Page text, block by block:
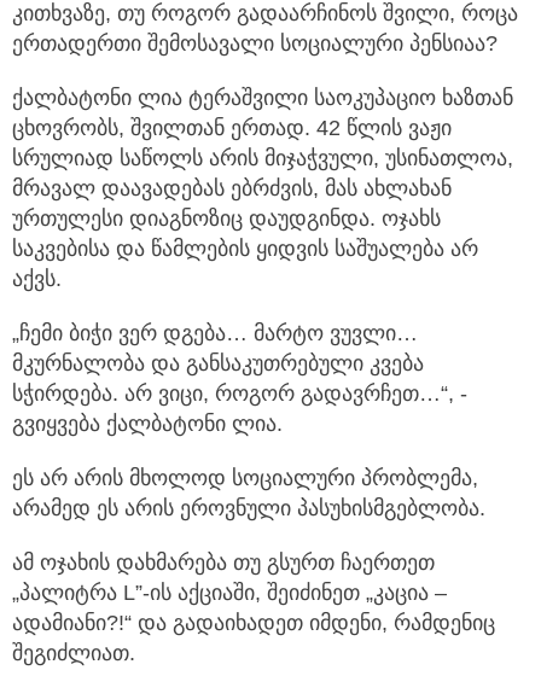
კითხვაზე, თუ როგორ გადაარჩინოს შვილი, როცა
ერთადერთი შემოსავალი სოციალური პენსიაა?
ქალბატონი ლია ტერაშვილი საოკუპაციო ხაზთან
ცხოვრობს, შვილთან ერთად. 42 წლის ვაჟი
სრულიად საწოლს არის მიჯაჭვული, უსინათლოა,
მრავალ დაავადებას ებრძვის, მას ახლახან
ურთულესი დიაგნოზიც დაუდგინდა. ოჯახს
საკვებისა და წამლების ყიდვის საშუალება არ
აქვს.
„ჩემი ბიჭი ვერ დგება… მარტო ვუვლი…
მკურნალობა და განსაკუთრებული კვება
სჭირდება. არ ვიცი, როგორ გადავრჩეთ…“, -
გვიყვება ქალბატონი ლია.
ეს არ არის მხოლოდ სოციალური პრობლემა,
არამედ ეს არის ეროვნული პასუხისმგებლობა.
ამ ოჯახის დახმარება თუ გსურთ ჩაერთეთ
„პალიტრა L”-ის აქციაში, შეიძინეთ „კაცია –
ადამიანი?!“ და გადაიხადეთ იმდენი, რამდენიც
შეგიძლიათ.